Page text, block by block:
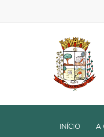
INÍCIO A